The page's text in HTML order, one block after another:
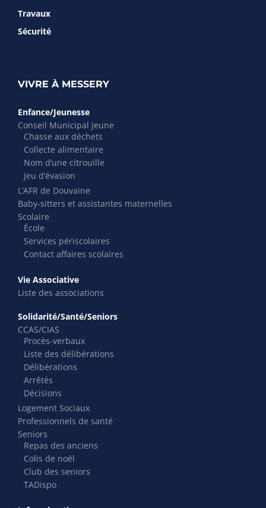
Travaux
Sécurité
VIVRE À MESSERY
Enfance/Jeunesse
Conseil Municipal Jeune
Chasse aux déchets
Collecte alimentaire
Nom d’une citrouille
Jeu d’évasion
L’AFR de Douvaine
Baby-sitters et assistantes maternelles
Scolaire
École
Services périscolaires
Contact affaires scolaires
Vie Associative
Liste des associations
Solidarité/Santé/Seniors
CCAS/CIAS
Procès-verbaux
Liste des délibérations
Délibérations
Arrêtés
Décisions
Logement Sociaux
Professionnels de santé
Seniors
Repas des anciens
Colis de noël
Club des seniors
TADispo